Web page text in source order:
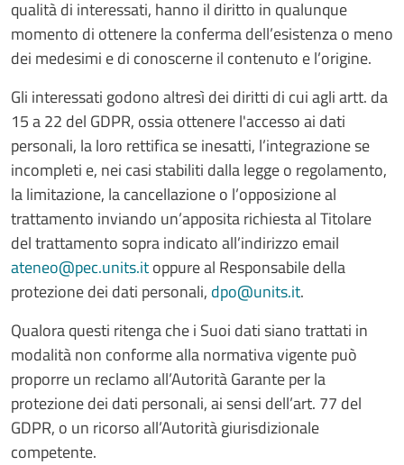
qualità di interessati, hanno il diritto in qualunque
momento di ottenere la conferma dell’esistenza o meno
dei medesimi e di conoscerne il contenuto e l’origine.
Gli interessati godono altresì dei diritti di cui agli artt. da
15 a 22 del GDPR, ossia ottenere l'accesso ai dati
personali, la loro rettifica se inesatti, l’integrazione se
incompleti e, nei casi stabiliti dalla legge o regolamento,
la limitazione, la cancellazione o l’opposizione al
trattamento inviando un’apposita richiesta al Titolare
del trattamento sopra indicato all’indirizzo email
ateneo@pec.units.itoppure al Responsabile della
protezione dei dati personali, dpo@units.it.
Qualora questi ritenga che i Suoi dati siano trattati in
modalità non conforme alla normativa vigente può
proporre un reclamo all’Autorità Garante per la
protezione dei dati personali, ai sensi dell’art. 77 del
GDPR, o un ricorso all’Autorità giurisdizionale
competente.